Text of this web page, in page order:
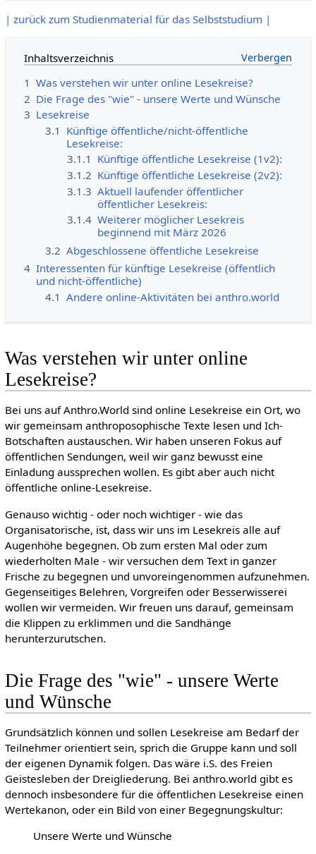
| zurück zum Studienmaterial für das Selbststudium |
Inhaltsverzeichnis
1 Was verstehen wir unter online Lesekreise?
2 Die Frage des "wie" - unsere Werte und Wünsche
3 Lesekreise
3.1 Künftige öffentliche/nicht-öffentliche
Lesekreise:
3.1.1 Künftige öffentliche Lesekreise (1v2):
3.1.2 Künftige öffentliche Lesekreise (2v2):
3.1.3 Aktuell laufender öffentlicher
öffentlicher Lesekreis:
3.1.4 Weiterer möglicher Lesekreis
beginnend mit März 2026
3.2 Abgeschlossene öffentliche Lesekreise
4 Interessenten für künftige Lesekreise (öffentlich
und nicht-öffentliche)
4.1 Andere online-Aktivitäten bei anthro.world
Was verstehen wir unter online
Lesekreise?
Bei uns auf Anthro.World sind online Lesekreise ein Ort, wo
wir gemeinsam anthroposophische Texte lesen und Ich-
Botschaften austauschen. Wir haben unseren Fokus auf
öffentlichen Sendungen, weil wir ganz bewusst eine
Einladung aussprechen wollen. Es gibt aber auch nicht
öffentliche online-Lesekreise.
Genauso wichtig - oder noch wichtiger - wie das
Organisatorische, ist, dass wir uns im Lesekreis alle auf
Augenhöhe begegnen. Ob zum ersten Mal oder zum
wiederholten Male - wir versuchen dem Text in ganzer
Frische zu begegnen und unvoreingenommen aufzunehmen.
Gegenseitiges Belehren, Vorgreifen oder Besserwisserei
wollen wir vermeiden. Wir freuen uns darauf, gemeinsam
die Klippen zu erklimmen und die Sandhänge
herunterzurutschen.
Die Frage des "wie" - unsere Werte
und Wünsche
Grundsätzlich können und sollen Lesekreise am Bedarf der
Teilnehmer orientiert sein, sprich die Gruppe kann und soll
der eigenen Dynamik folgen. Das wäre i.S. des Freien
Geistesleben der Dreigliederung. Bei anthro.world gibt es
dennoch insbesondere für die öffentlichen Lesekreise einen
Wertekanon, oder ein Bild von einer Begegnungskultur:
Unsere Werte und Wünsche